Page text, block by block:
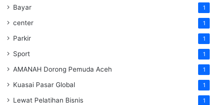
Bayar 1
center 1
Parkir 1
Sport 1
AMANAH Dorong Pemuda Aceh 1
Kuasai Pasar Global 1
Lewat Pelatihan Bisnis 1